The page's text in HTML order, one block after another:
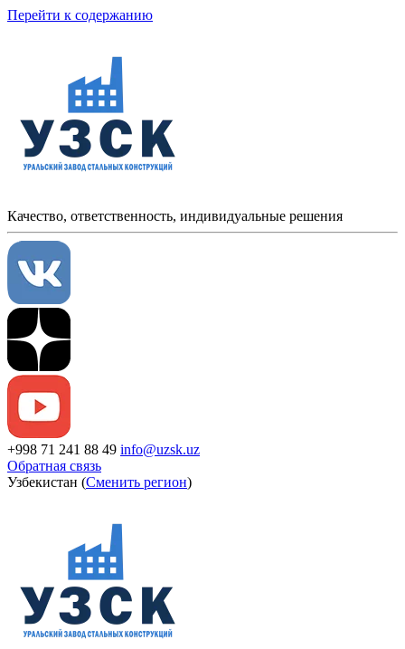
Перейти к содержанию
Качество, ответственность, индивидуальные решения
+998 71 241 88 49 info@uzsk.uz
Обратная связь
Узбекистан (Сменить регион)